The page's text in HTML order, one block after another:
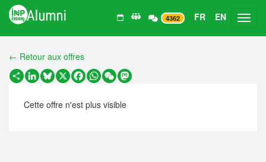
4362 FR EN
← Retour aux offres
PartagerLinkedIn
Bluesky
X Facebook
WhatsApp
WeChatMastodon
Cette offre n'est plus visible